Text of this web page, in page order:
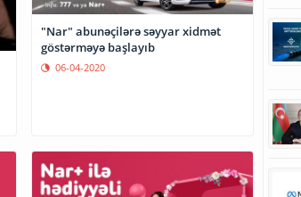
"Nar" abunəçilərə səyyar xidmət
göstərməyə başlayıb
06-04-2020